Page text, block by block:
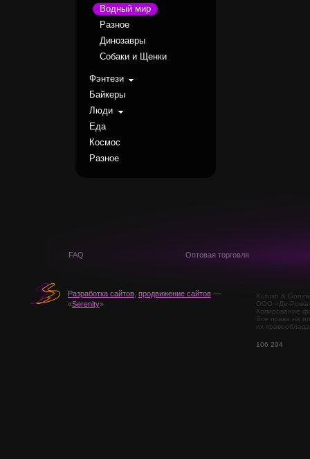
Водный мир
Разное
Динозавры
Собаки и Щенки
Фэнтези
Байкеры
Люди
Еда
Космос
Разное
FAQ Оптовая торговля
Разработка сайтов, продвижение сайтов—
«Serenity»
Kutush &
ООО «Де-
Копирование
Все права на
их
106 294